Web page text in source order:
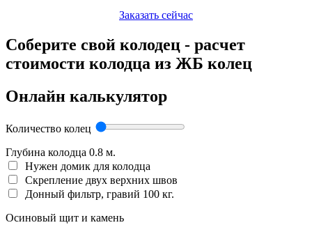
Заказать сейчас
Соберите свой колодец - расчет
стоимости колодца из ЖБ колец
Онлайн калькулятор
Количество колец
Глубина колодца 0.8 м.
Нужен домик для колодца
Скрепление двух верхних швов
Донный фильтр, гравий 100 кг.
Осиновый щит и камень